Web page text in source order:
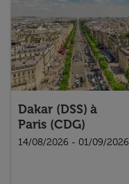
Dakar (DSS) à
Paris (CDG)
14/08/2026 - 01/09/2026